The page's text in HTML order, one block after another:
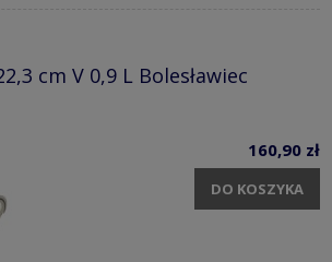
cm V 0,9 L Bolesławiec
160,90 zł
DO KOSZYKA